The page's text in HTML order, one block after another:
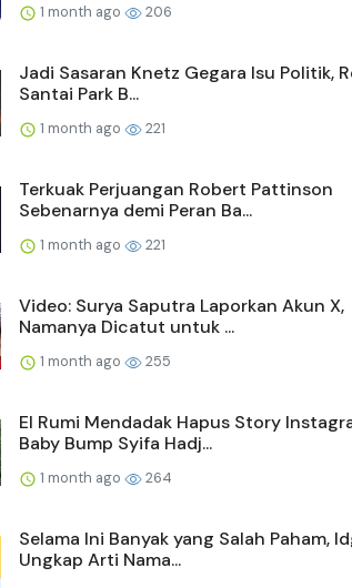
1 month ago 206
Jadi Sasaran Knetz Gegara Isu Politik,
Santai Park B...
1 month ago 221
Terkuak Perjuangan Robert Pattinson
Sebenarnya demi Peran Ba...
1 month ago 221
Video: Surya Saputra Laporkan Akun X,
Namanya Dicatut untuk ...
1 month ago 255
El Rumi Mendadak Hapus Story
Baby Bump Syifa Hadj...
1 month ago 264
Selama Ini Banyak yang Salah Paham,
Ungkap Arti Nama...